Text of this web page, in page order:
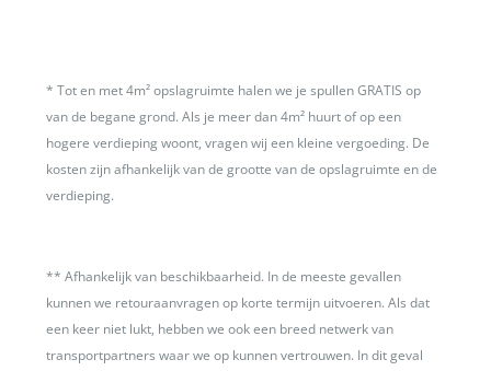
*Tot en met 4m² opslagruimte halen we je spullen GRATIS op
van de begane grond. Als je meer dan 4m² huurt of op een
hogere verdieping woont, vragen wij een kleine vergoeding. De
kosten zijn afhankelijk van de grootte van de opslagruimte en de
verdieping.
**Afhankelijk van beschikbaarheid. In de meeste gevallen
kunnen we retouraanvragen op korte termijn uitvoeren. Als dat
een keer niet lukt, hebben we ook een breed netwerk van
transportpartners waar we op kunnen vertrouwen. In dit geval